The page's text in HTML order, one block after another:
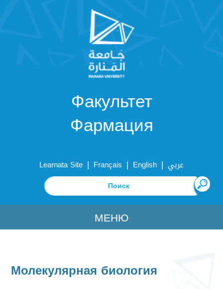
Факультет
Фармация
Learnata Site | Français | English | عربي
МЕНЮ
Молекулярная биология